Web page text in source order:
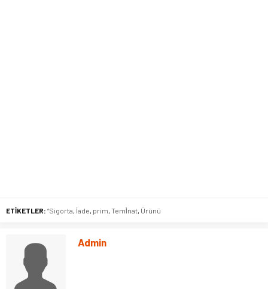
ETİKETLER: “Sigorta İade prim Temi̇nat Ürünü
Admin